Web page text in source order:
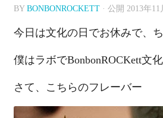
BY BONBONROCKETT · 公開 2013年11
今日は文化の日でお休みで、
僕はラボでBonbonROCKett文
さて、こちらのフレーバー